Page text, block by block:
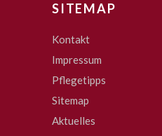
SITEMAP
Kontakt
Impressum
Pflegetipps
Sitemap
Aktuelles